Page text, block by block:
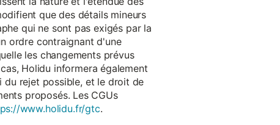
que des détails mineurs
qui ne sont pas exigés par la
ordre contraignant d'une
les changements prévus
Holidu informera également
du rejet possible, et le droit de
proposés. Les CGUs
www.holidu.fr/gtc.